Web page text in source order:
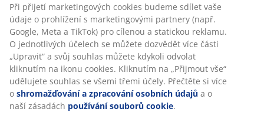
Hodnocení
(29)
Doprava
Při přijetí marketingových cookies budeme sdílet vaše
údaje o prohlížení s marketingovými partnery (např.
Google, Meta a TikTok) pro cílenou a statickou reklamu.
O jednotlivých účelech se můžete dozvědět více části
„Upravit“ a svůj souhlas můžete kdykoli odvolat
kliknutím na ikonu cookies. Kliknutím na „Přijmout vše“
udělujete souhlas se všemi třemi účely. Přečtěte si více
o shromažďování a zpracování osobních údajů a o
naší zásadách používání souborů cookie.